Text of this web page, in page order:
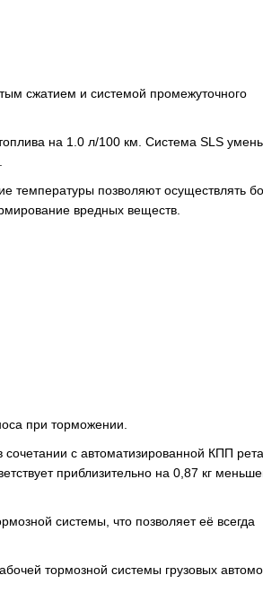
сжатием и системой промежуточного
на 1.0 л/100 км. Система SLS
температуры позволяют осуществлять
вредных веществ.
при торможении.
с автоматизированной КПП
приблизительно на 0,87 кг
системы, что позволяет её всегда
тормозной системы грузовых